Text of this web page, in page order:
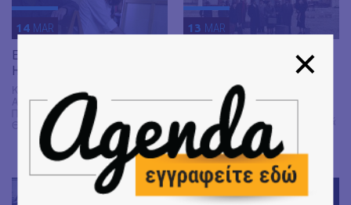
14 MAR
ΕΔΩ ΜΙΛΑΜΕ ΓΙΑ ΛΑΤΡΕΙΑ |
Η ιστορία των Κόρε. Ύδρο.
Κινηματογράφος Ολύμπιον,
Αίθουσα Τζων Κασσαβέτης,
Πλατεία Αριστοτέλους 10,
Θεσσαλονίκη
13 MAR
Η πτώση των δικτατοριών
και η άνθηση του νέου
κινηματογράφου | Ελλάδα-
Ισπανία-Πορτογαλία
Ταινιοθήκη της Ελλάδος, Ιερά
Οδός 48 και Μεγάλου
Αλεξάνδρου, μετρό
Κεραμεικός